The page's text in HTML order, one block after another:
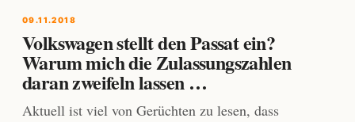
09.11.2018
Volkswagen stellt den Passat ein?
Warum mich die Zulassungszahlen
daran zweifeln lassen …
Aktuell ist viel von Gerüchten zu lesen, dass